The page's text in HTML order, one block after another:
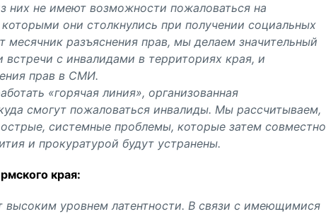
них не имеют возможности пожаловаться на
они столкнулись при получении социальных
месячник разъяснения прав, мы делаем значительный
с инвалидами в территориях края, и
прав в СМИ.
«горячая линия», организованная
смогут пожаловаться инвалиды. Мы рассчитываем,
системные проблемы, которые затем совместно
и прокуратурой будут устранены.
края:
уровнем латентности. В связи с имеющимися